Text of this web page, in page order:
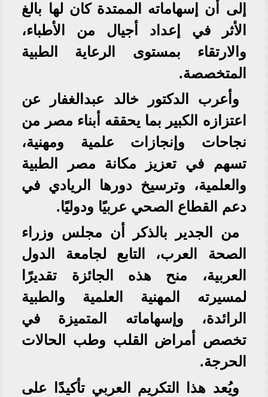
إلى أن إسهاماته الممتدة كان لها بالغ
الأثر في إعداد أجيال من الأطباء،
والارتقاء بمستوى الرعاية الطبية
المتخصصة.
وأعرب الدكتور خالد عبدالغفار عن
اعتزازه الكبير بما يحققه أبناء مصر من
نجاحات وإنجازات علمية ومهنية،
تسهم في تعزيز مكانة مصر الطبية
والعلمية، وترسيخ دورها الريادي في
دعم القطاع الصحي عربيًا ودوليًا.
من الجدير بالذكر أن مجلس وزراء
الصحة العرب، التابع لجامعة الدول
العربية، منح هذه الجائزة تقديرًا
لمسيرته المهنية العلمية والطبية
الرائدة، وإسهاماته المتميزة في
تخصص أمراض القلب وطب الحالات
الحرجة.
ويُعد هذا التكريم العربي تأكيدًا على